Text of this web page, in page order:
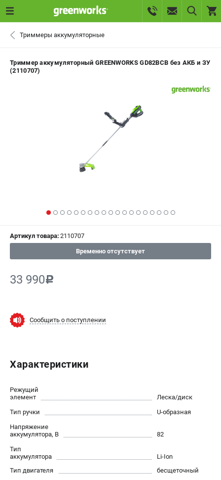
МАГАЗИНЫ
)
СРАВНЕНИЕ ( 0 )
ВХОД ИЛИ РЕГИСТРАЦИЯ
- ЗАКАЗ ЗАПЧАСТЕЙ
0 ₽
Политика обработки персональных данных
ИНФОРМАЦИЯ
О компании
О бренде
Новости
Юридическим лицам
Контакты
Способы оплаты
Триммеры аккумуляторные
Триммер аккумуляторный GREENWORKS GD82BCB без АКБ и ЗУ
(2110707)
Артикул товара: 2110707
Временно отсутствует
33 990c
Сообщить о поступлении
Характеристики
Режущий
элемент
Леска/диск
Тип ручки
U-образная
Напряжение
аккумулятора, В
82
Тип
аккумулятора
Li-Ion
Тип двигателя
бесщеточный